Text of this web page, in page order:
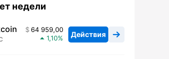
недели
64 959,00
1,10
Действия